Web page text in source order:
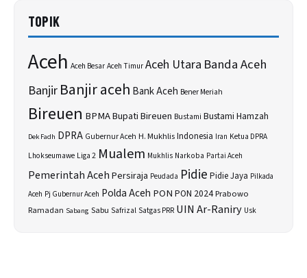
TOPIK
Aceh Aceh BesarAceh TimurAceh Utara Banda Aceh
BanjirBanjir aceh Bank Aceh Bener Meriah
Bireuen BPMABupati Bireuen Bustami Bustami Hamzah
Dek Fadh DPRA Gubernur Aceh H. MukhlisIndonesia Iran Ketua DPRA
Lhokseumawe Liga 2 Mualem Mukhlis Narkoba Partai Aceh
Pemerintah AcehPersiraja Peudada Pidie Pidie Jaya Pilkada
Aceh Pj Gubernur Aceh Polda Aceh PON PON 2024Prabowo
Ramadan Sabang Sabu SafrizalSatgas PRR UIN Ar-Raniry Usk